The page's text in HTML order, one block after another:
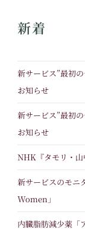
新着
新サービス”最初
お知らせ
新サービス”最初
お知らせ
NHK『タモリ・山
新サービスのモ
Women」
内臓脂肪減少薬「